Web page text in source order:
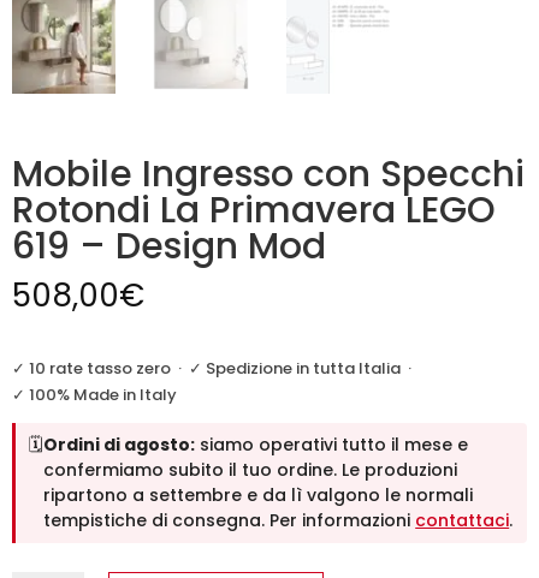
Mobile Ingresso con Specchi
Rotondi La Primavera LEGO
619 – Design Mod
508,00€
✓ 10 rate tasso zero · ✓ Spedizione in tutta Italia ·
✓ 100% Made in Italy
🗓️Ordini di agosto: siamo operativi tutto il mese e
confermiamo subito il tuo ordine. Le produzioni
ripartono a settembre e da lì valgono le normali
tempistiche di consegna. Per informazioni contattaci.